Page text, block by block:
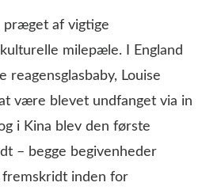
præget af vigtige
milepæle. I England
reagensglasbaby, Louise
være blevet undfanget via in
i Kina blev den første
– begge begivenheder
inden for